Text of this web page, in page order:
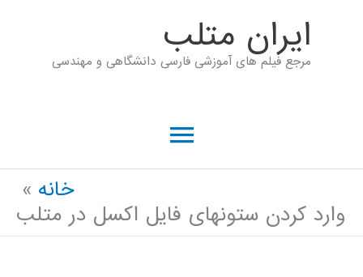
ايران متلب
مرجع فیلم های آموزشی فارسی دانشگاهی و مهندسی
فهرست
خانه
وارد کردن ستونهای فایل اکسل در متلب